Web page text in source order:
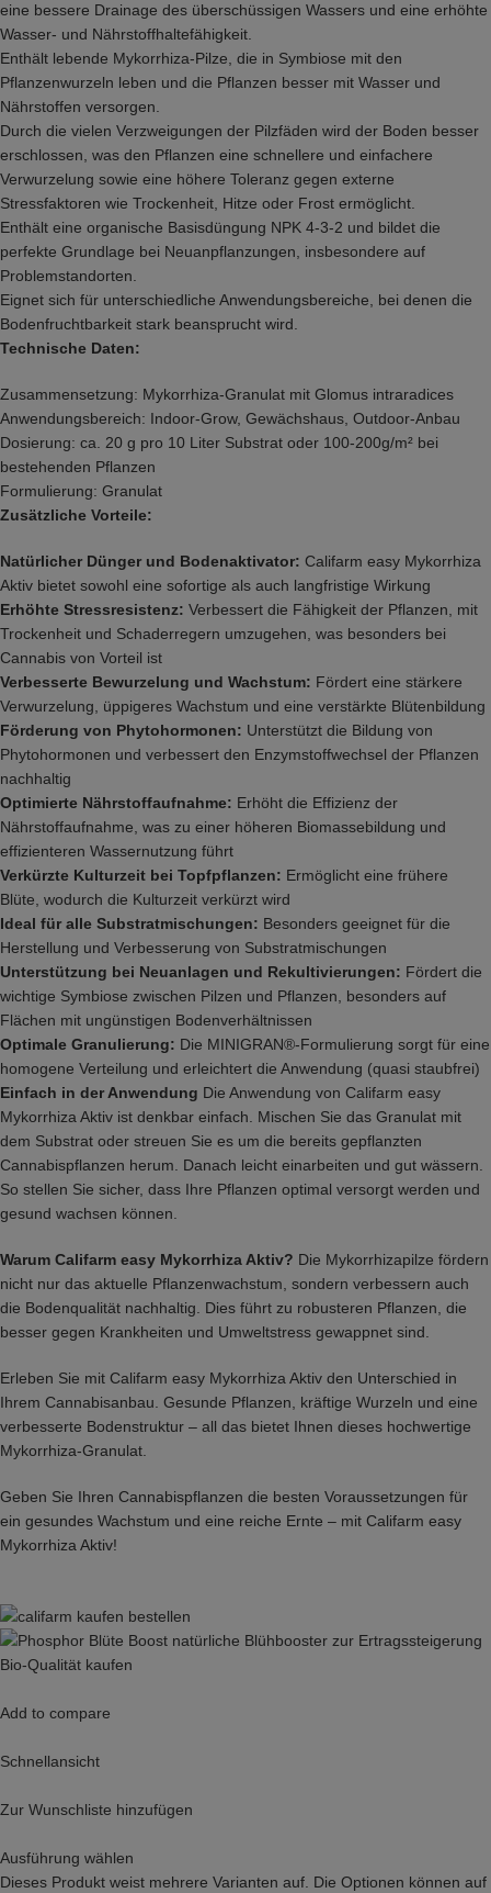
eine bessere Drainage des überschüssigen Wassers und eine erhöhte
Wasser- und Nährstoffhaltefähigkeit.
Enthält lebende Mykorrhiza-Pilze, die in Symbiose mit den
Pflanzenwurzeln leben und die Pflanzen besser mit Wasser und
Nährstoffen versorgen.
Durch die vielen Verzweigungen der Pilzfäden wird der Boden besser
erschlossen, was den Pflanzen eine schnellere und einfachere
Verwurzelung sowie eine höhere Toleranz gegen externe
Stressfaktoren wie Trockenheit, Hitze oder Frost ermöglicht.
Enthält eine organische Basisdüngung NPK 4-3-2 und bildet die
perfekte Grundlage bei Neuanpflanzungen, insbesondere auf
Problemstandorten.
Eignet sich für unterschiedliche Anwendungsbereiche, bei denen die
Bodenfruchtbarkeit stark beansprucht wird.
Technische Daten:
Zusammensetzung: Mykorrhiza-Granulat mit Glomus intraradices
Anwendungsbereich: Indoor-Grow, Gewächshaus, Outdoor-Anbau
Dosierung: ca. 20 g pro 10 Liter Substrat oder 100-200g/m² bei
bestehenden Pflanzen
Formulierung: Granulat
Zusätzliche Vorteile:
Natürlicher Dünger und Bodenaktivator: Califarm easy Mykorrhiza
Aktiv bietet sowohl eine sofortige als auch langfristige Wirkung
Erhöhte Stressresistenz: Verbessert die Fähigkeit der Pflanzen, mit
Trockenheit und Schaderregern umzugehen, was besonders bei
Cannabis von Vorteil ist
Verbesserte Bewurzelung und Wachstum: Fördert eine stärkere
Verwurzelung, üppigeres Wachstum und eine verstärkte Blütenbildung
Förderung von Phytohormonen: Unterstützt die Bildung von
Phytohormonen und verbessert den Enzymstoffwechsel der Pflanzen
nachhaltig
Optimierte Nährstoffaufnahme: Erhöht die Effizienz der
Nährstoffaufnahme, was zu einer höheren Biomassebildung und
effizienteren Wassernutzung führt
Verkürzte Kulturzeit bei Topfpflanzen: Ermöglicht eine frühere
Blüte, wodurch die Kulturzeit verkürzt wird
Ideal für alle Substratmischungen: Besonders geeignet für die
Herstellung und Verbesserung von Substratmischungen
Unterstützung bei Neuanlagen und Rekultivierungen: Fördert die
wichtige Symbiose zwischen Pilzen und Pflanzen, besonders auf
Flächen mit ungünstigen Bodenverhältnissen
Optimale Granulierung: Die MINIGRAN®-Formulierung sorgt für eine
homogene Verteilung und erleichtert die Anwendung (quasi staubfrei)
Einfach in der Anwendung Die Anwendung von Califarm easy
Mykorrhiza Aktiv ist denkbar einfach. Mischen Sie das Granulat mit
dem Substrat oder streuen Sie es um die bereits gepflanzten
Cannabispflanzen herum. Danach leicht einarbeiten und gut wässern.
So stellen Sie sicher, dass Ihre Pflanzen optimal versorgt werden und
gesund wachsen können.
Warum Califarm easy Mykorrhiza Aktiv? Die Mykorrhizapilze fördern
nicht nur das aktuelle Pflanzenwachstum, sondern verbessern auch
die Bodenqualität nachhaltig. Dies führt zu robusteren Pflanzen, die
besser gegen Krankheiten und Umweltstress gewappnet sind.
Erleben Sie mit Califarm easy Mykorrhiza Aktiv den Unterschied in
Ihrem Cannabisanbau. Gesunde Pflanzen, kräftige Wurzeln und eine
verbesserte Bodenstruktur – all das bietet Ihnen dieses hochwertige
Mykorrhiza-Granulat.
Geben Sie Ihren Cannabispflanzen die besten Voraussetzungen für
ein gesundes Wachstum und eine reiche Ernte – mit Califarm easy
Mykorrhiza Aktiv!
Add to compare
Schnellansicht
Zur Wunschliste hinzufügen
Ausführung wählen
Dieses Produkt weist mehrere Varianten auf. Die Optionen können auf